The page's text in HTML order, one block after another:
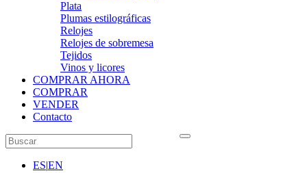
Plata
Plumas estilográficas
Relojes
Relojes de sobremesa
Tejidos
Vinos y licores
COMPRAR AHORA
COMPRAR
VENDER
Contacto
ES|EN